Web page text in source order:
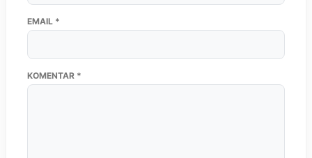
KOMENTAR *
EMAIL *